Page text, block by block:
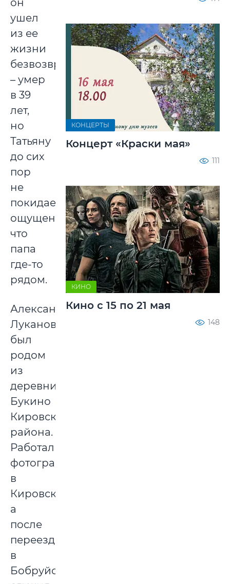
он
ушел
из ее
жизни
безвозвратно
– умер
в 39
лет,
но
Татьяну
до сих
пор
не
покидает
ощущение,
что
папа
где-то
рядом.
Александр
Луканович
был
родом
из
деревни
Букино
Кировского
района.
Работал
фотографом
в
Кировске,
а
после
переезда
в
Бобруйск
КОНЦЕРТЫ
Концерт «Краски мая»
111
КИНО
Кино с 15 по 21 мая
148